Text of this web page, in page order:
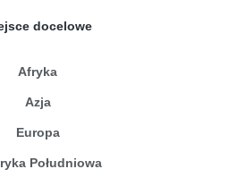
docelowe
Afryka
Azja
Europa
Południowa